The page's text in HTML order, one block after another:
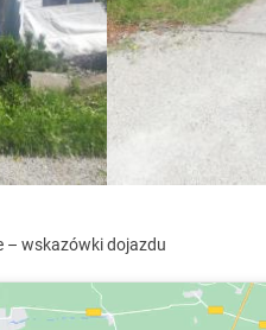
– wskazówki dojazdu